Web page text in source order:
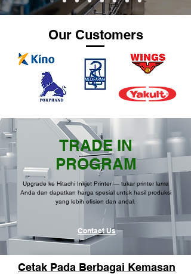
Our Customers
TRADE IN
PROGRAM
Upgrade ke Hitachi Inkjet Printer — tukar printer lama
Anda dan dapatkan harga spesial untuk hasil produksi
yang lebih efisien dan andal.
Contact Us
Cetak Pada Berbagai Kemasan